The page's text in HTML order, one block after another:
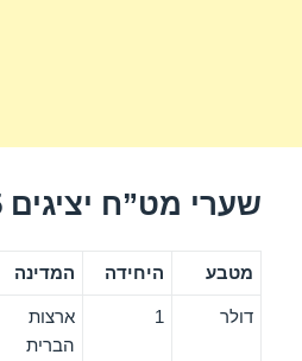
שערי מט”ח יציגים 26/11/2015
מטבע היחידה המדינה
דולר 1
ארצות
הברית